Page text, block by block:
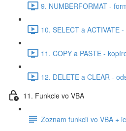
9. NUMBERFORMAT -
10. SELECT a ACTIVATE
11. COPY a PASTE -
12. DELETE a CLEAR -
11. Funkcie vo VBA
Zoznam funkcií vo VBA +